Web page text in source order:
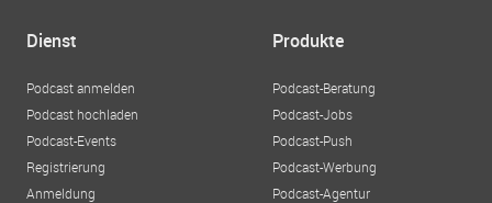
Dienst
Podcast anmelden
Podcast hochladen
Podcast-Events
Registrierung
Anmeldung
Produkte
Podcast-Beratung
Podcast-Jobs
Podcast-Push
Podcast-Werbung
Podcast-Agentur